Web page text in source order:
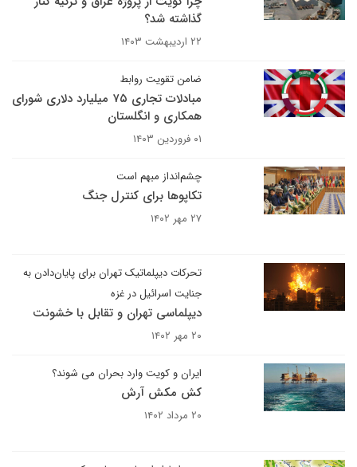
گذاشته شد؟
۲۲ اردیبهشت ۱۴۰۳
ضامن تقویت روابط
مبادلات تجاری ۷۵ میلیارد دلاری شورای
همکاری و انگلستان
۰۱ فروردین ۱۴۰۳
چشم‌انداز مبهم است
تکاپوها برای کنترل جنگ
۲۷ مهر ۱۴۰۲
تحرکات دیپلماتیک تهران برای پایان‌دادن به
جنایت اسرائیل در غزه
دیپلماسی تهران و تقابل با خشونت
۲۰ مهر ۱۴۰۲
ایران و کویت وارد بحران می شوند؟
کش مکش آرش
۲۰ مرداد ۱۴۰۲